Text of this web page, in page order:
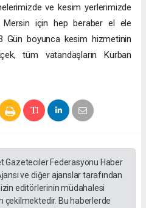
ve kesim yerlerimizde
Mersin için hep beraber el ele
Gün boyunca kesim hizmetinin
tüm vatandaşların Kurban
Gazeteciler Federasyonu Haber
ve diğer ajanslar tarafından
editörlerinin müdahalesi
çekilmektedir. Bu haberlerde